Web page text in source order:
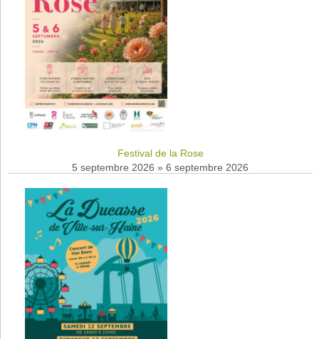
Festival de la Rose
5 septembre 2026 » 6 septembre 2026